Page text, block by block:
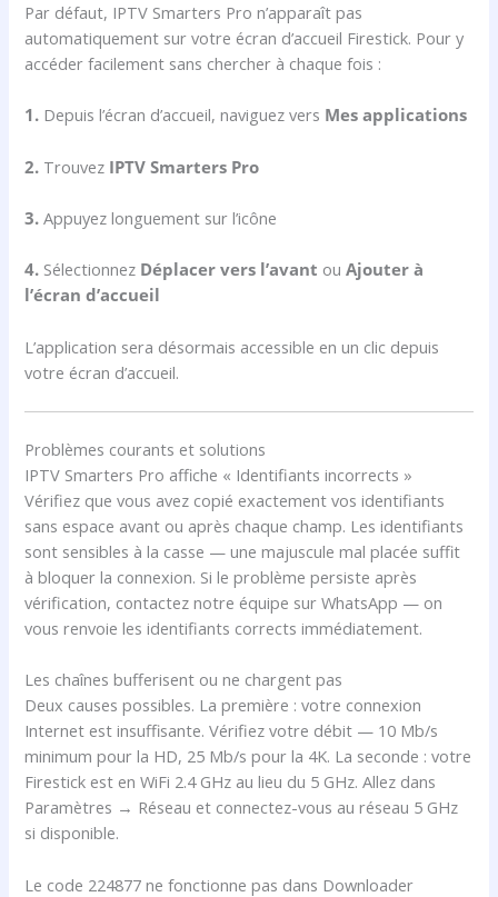
Par défaut, IPTV Smarters Pro n’apparaît pas
automatiquement sur votre écran d’accueil Firestick. Pour y
accéder facilement sans chercher à chaque fois :
1. Depuis l’écran d’accueil, naviguez vers Mes applications
2. Trouvez IPTV Smarters Pro
3. Appuyez longuement sur l’icône
4. Sélectionnez Déplacer vers l’avant ouAjouter à
l’écran d’accueil
L’application sera désormais accessible en un clic depuis
votre écran d’accueil.
Problèmes courants et solutions
IPTV Smarters Pro affiche « Identifiants incorrects »
Vérifiez que vous avez copié exactement vos identifiants
sans espace avant ou après chaque champ. Les identifiants
sont sensibles à la casse — une majuscule mal placée suffit
à bloquer la connexion. Si le problème persiste après
vérification, contactez notre équipe sur WhatsApp — on
vous renvoie les identifiants corrects immédiatement.
Les chaînes bufferisent ou ne chargent pas
Deux causes possibles. La première : votre connexion
Internet est insuffisante. Vérifiez votre débit — 10 Mb/s
minimum pour la HD, 25 Mb/s pour la 4K. La seconde : votre
Firestick est en WiFi 2.4 GHz au lieu du 5 GHz. Allez dans
Paramètres → Réseau et connectez-vous au réseau 5 GHz
si disponible.
Le code 224877 ne fonctionne pas dans Downloader